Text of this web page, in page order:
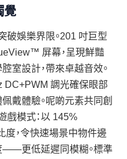
覺
破娛樂界限。201 吋巨型
屏幕，呈現鮮豔
室設計，帶來卓越音效。
調光確保眼部
戴體驗。呢啲元素共同創
戲模式：以 145%
，令快速場景中物件邊
——更低延遲同模糊。標準